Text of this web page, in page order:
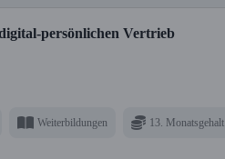
persönlichen Vertrieb
Weiterbildungen 13. Monatsgehalt